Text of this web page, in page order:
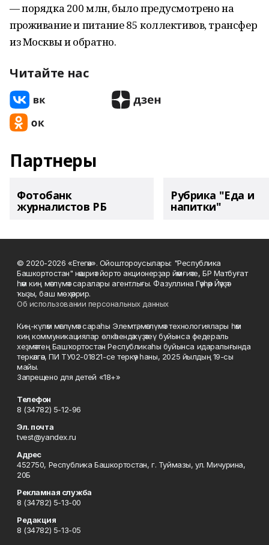
— порядка 200 млн, было предусмотрено на
проживание и питание 85 коллективов, трансфер
из Москвы и обратно.
Читайте нас
Партнеры
Фотобанк
журналистов РБ
Рубрика "Еда и
напитки"
© 2020-2026 «Етегән». Ойоштороусылары: "Республика
Башкортостан" нәшриәт йорто акционерҙар йәмғиәте, БР Матбуғат
һәм киң мәғлүмәт саралары агентлығы. Фазуллина Гәүһәр Йәүҙәт
ҡыҙы, баш мөхәррир.
Об использовании персональных данных
Киң-күләм мәғлүмәт сараһы Элемтә, мәғлүмәт технологиялары һәм
киң коммуникациялар өлкәһендә күҙәтеү буйынса федераль
хеҙмәттең Башҡортостан Республикаһы буйынса идаралығында
теркәлгән, ПИ ТУ02-01821-се теркәү һаны, 2025 йылдың 19-сы
майы.
Запрещено для детей «18+»
Телефон
8 (34782) 5-12-96
Эл. почта
tvest@yandex.ru
Адрес
452750, Республика Башкортостан, г. Туймазы, ул. Мичурина,
20Б
Рекламная служба
8 (34782) 5-13-00
Редакция
8 (34782) 5-13-05